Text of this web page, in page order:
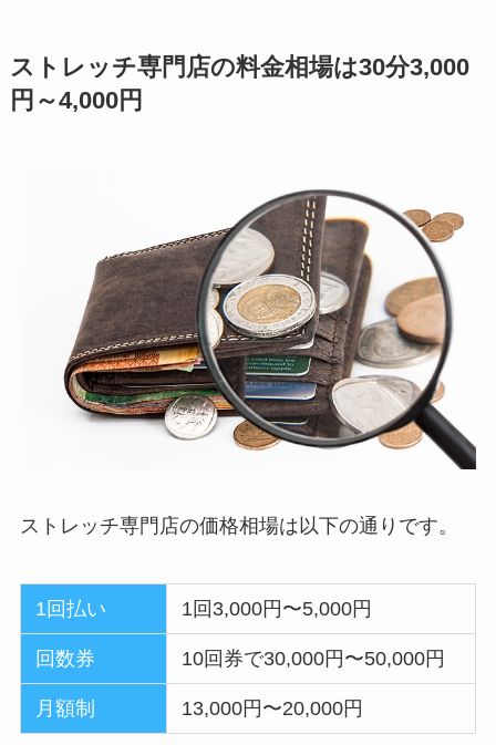
ストレッチ専門店の料金相場は30分3,000
円～4,000円
ストレッチ専門店の価格相場は以下の通りです。
1回払い 1回3,000円〜5,000円
回数券 10回券で30,000円〜50,000円
月額制 13,000円〜20,000円